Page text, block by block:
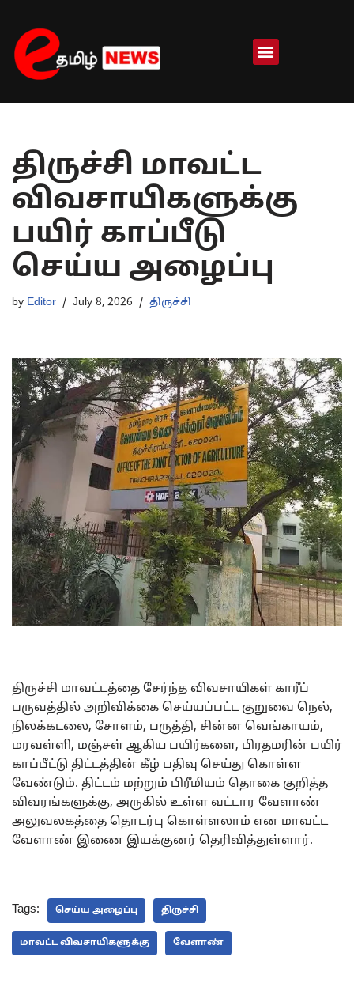
Skip
to
content
திருச்சி மாவட்ட
விவசாயிகளுக்கு
பயிர் காப்பீடு
செய்ய அழைப்பு
by Editor July 8, 2026 திருச்சி
திருச்சி மாவட்டத்தை சேர்ந்த விவசாயிகள் காரீப்
பருவத்தில் அறிவிக்கை செய்யப்பட்ட குறுவை நெல்,
நிலக்கடலை, சோளம், பருத்தி, சின்ன வெங்காயம்,
மரவள்ளி, மஞ்சள் ஆகிய பயிர்களை, பிரதமரின் பயிர்
காப்பீட்டு திட்டத்தின் கீழ் பதிவு செய்து கொள்ள
வேண்டும். திட்டம் மற்றும் பிரீமியம் தொகை குறித்த
விவரங்களுக்கு, அருகில் உள்ள வட்டார வேளாண்
அலுவலகத்தை தொடர்பு கொள்ளலாம் என மாவட்ட
வேளாண் இணை இயக்குனர் தெரிவித்துள்ளார்.
Tags: செய்ய அழைப்பு திருச்சி
மாவட்ட விவசாயிகளுக்கு வேளாண்